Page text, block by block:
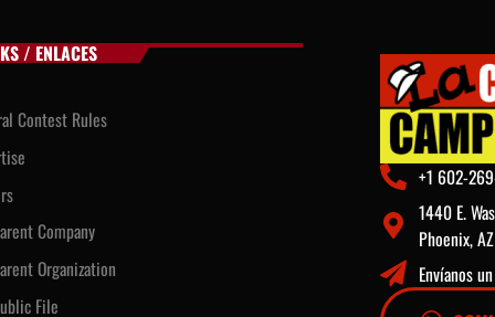
/ ENLACES
Contest Rules
Company
Organization
File
+1 602-
1440 E.
Phoenix,
Envíanos